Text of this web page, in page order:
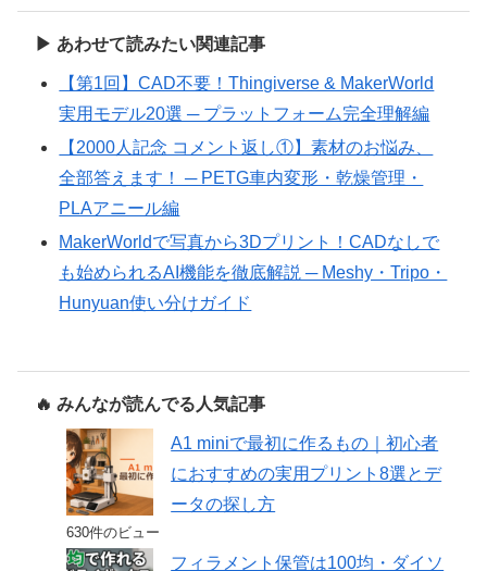
▶ あわせて読みたい関連記事
【第1回】CAD不要！Thingiverse & MakerWorld
実用モデル20選 ─ プラットフォーム完全理解編
【2000人記念 コメント返し①】素材のお悩み、
全部答えます！ ─ PETG車内変形・乾燥管理・
PLAアニール編
MakerWorldで写真から3Dプリント！CADなしで
も始められるAI機能を徹底解説 ─ Meshy・Tripo・
Hunyuan使い分けガイド
🔥 みんなが読んでる人気記事
A1 miniで最初に作るもの｜初心者
におすすめの実用プリント8選とデ
ータの探し方
630件のビュー
フィラメント保管は100均・ダイソ